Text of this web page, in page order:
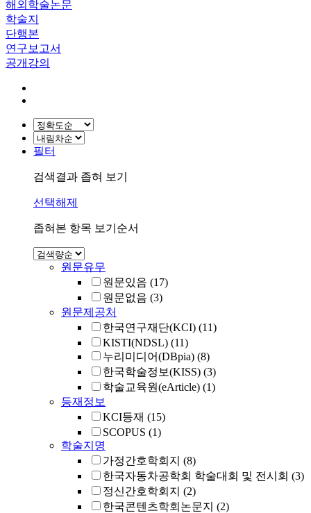
해외학술논문
학술지
단행본
연구보고서
공개강의
필터
검색결과 좁혀 보기
선택해제
좁혀본 항목 보기순서
원문유무
원문있음 (17)
원문없음 (3)
원문제공처
한국연구재단(KCI) (11)
KISTI(NDSL) (11)
누리미디어(DBpia) (8)
한국학술정보(KISS) (3)
학술교육원(eArticle) (1)
등재정보
KCI등재 (15)
SCOPUS (1)
학술지명
가정간호학회지 (8)
한국자동차공학회 학술대회 및 전시회 (3)
정신간호학회지 (2)
한국콘텐츠학회논문지 (2)